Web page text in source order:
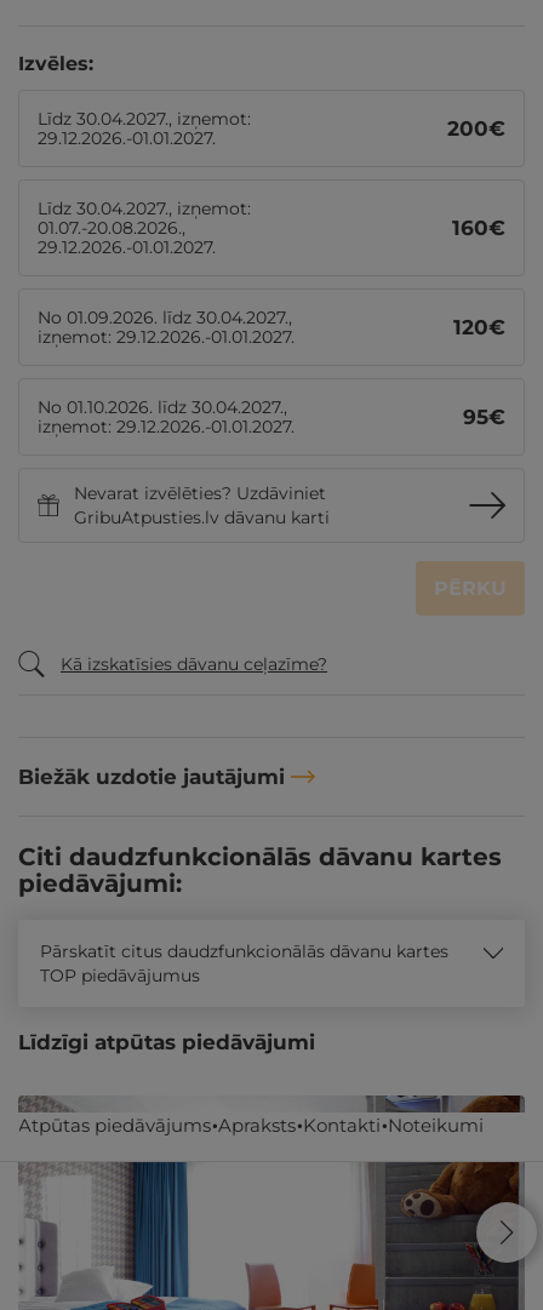
Izvēles:
Līdz 30.04.2027., izņemot:
29.12.2026.-01.01.2027.
200€
Līdz 30.04.2027., izņemot:
01.07.-20.08.2026.,
29.12.2026.-01.01.2027.
160€
No 01.09.2026. līdz 30.04.2027.,
izņemot: 29.12.2026.-01.01.2027.
120€
No 01.10.2026. līdz 30.04.2027.,
izņemot: 29.12.2026.-01.01.2027.
95€
Nevarat izvēlēties? Uzdāviniet
GribuAtpusties.lv dāvanu karti
PĒRKU
Kā izskatīsies dāvanu ceļazīme?
Biežāk uzdotie jautājumi
Atpūtas piedāvājums Apraksts Kontakti Noteikumi
Citi daudzfunkcionālās dāvanu kartes
piedāvājumi:
Pārskatīt citus daudzfunkcionālās dāvanu kartes
TOP piedāvājumus
Līdzīgi atpūtas piedāvājumi